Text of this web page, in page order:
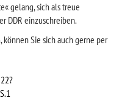
gelang, sich als treue
DDR einzuschreiben.
Sie sich auch gerne per